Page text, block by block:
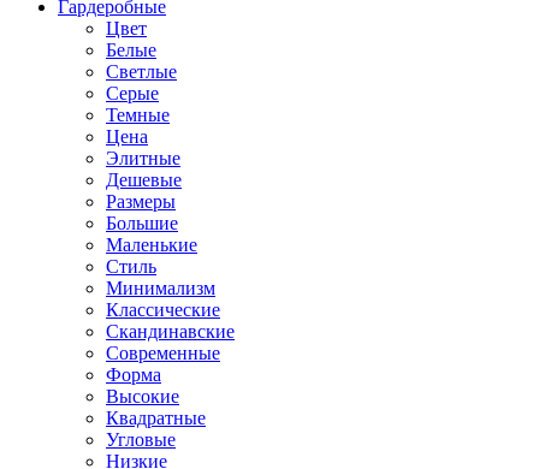
Гардеробные
Цвет
Белые
Светлые
Серые
Темные
Цена
Элитные
Дешевые
Размеры
Большие
Маленькие
Стиль
Минимализм
Классические
Скандинавские
Современные
Форма
Высокие
Квадратные
Угловые
Низкие